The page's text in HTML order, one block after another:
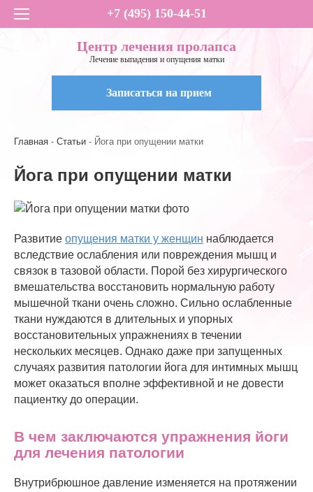
Центр лечения пролапса
Лечение выпадения и опущения матки
Записаться на прием
+7 (495) 150-44-51
Главная Статьи Йога при опущении матки
Йога при опущении матки
Развитие опущения матки у женщин наблюдается
вследствие ослабления или повреждения мышц и
связок в тазовой области. Порой без хирургического
вмешательства восстановить нормальную работу
мышечной ткани очень сложно. Сильно ослабленные
ткани нуждаются в длительных и упорных
восстановительных упражнениях в течении
нескольких месяцев. Однако даже при запущенных
случаях развития патологии йога для интимных мышц
может оказаться вполне эффективной и не довести
пациентку до операции.
В чем заключаются упражнения йоги
для лечения патологии
Внутрибрюшное давление изменяется на протяжении